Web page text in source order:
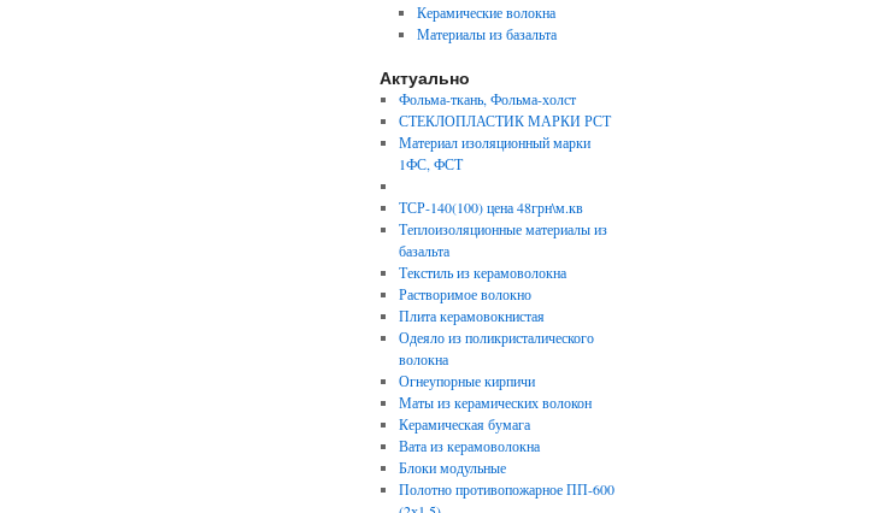
Керамические волокна
Материалы из базальта
Актуально
Фольма-ткань, Фольма-холст
СТЕКЛОПЛАСТИК МАРКИ РСТ
Материал изоляционный марки
1ФС, ФСТ
ТСР-140(100) цена 48грн\м.кв
Теплоизоляционные материалы из
базальта
Текстиль из керамоволокна
Растворимое волокно
Плита керамовокнистая
Одеяло из поликристалического
волокна
Огнеупорные кирпичи
Маты из керамических волокон
Керамическая бумага
Вата из керамоволокна
Блоки модульные
Полотно противопожарное ПП-600